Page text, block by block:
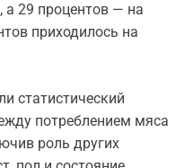
а 29 процентов — на
приходилось на
статистический
потреблением мяса
роль других